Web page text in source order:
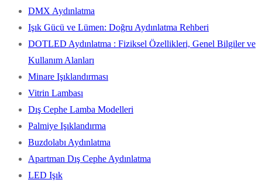
DMX Aydınlatma
Işık Gücü ve Lümen: Doğru Aydınlatma Rehberi
DOTLED Aydınlatma : Fiziksel Özellikleri, Genel Bilgiler ve
Kullanım Alanları
Minare Işıklandırması
Vitrin Lambası
Dış Cephe Lamba Modelleri
Palmiye Işıklandırma
Buzdolabı Aydınlatma
Apartman Dış Cephe Aydınlatma
LED Işık